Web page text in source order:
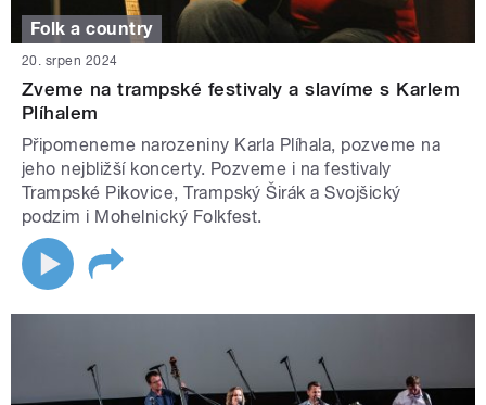
Folk a country
20. srpen 2024
Zveme na trampské festivaly a slavíme s Karlem
Plíhalem
Připomeneme narozeniny Karla Plíhala, pozveme na
jeho nejbližší koncerty. Pozveme i na festivaly
Trampské Pikovice, Trampský Širák a Svojšický
podzim i Mohelnický Folkfest.